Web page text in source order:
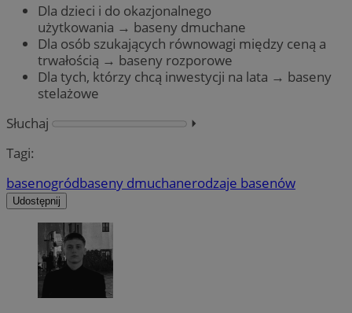
Dla dzieci i do okazjonalnego
użytkowania → baseny dmuchane
Dla osób szukających równowagi między ceną a
trwałością → baseny rozporowe
Dla tych, którzy chcą inwestycji na lata → baseny
stelażowe
Słuchaj
⏵︎
Tagi:
basenogródbaseny dmuchanerodzaje basenów
Udostępnij